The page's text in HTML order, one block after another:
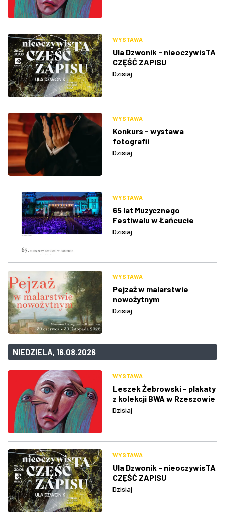
WYSTAWA
Ula Dzwonik - nieoczywisTA
CZĘŚĆ ZAPISU
Dzisiaj
WYSTAWA
Konkurs - wystawa
fotografii
Dzisiaj
WYSTAWA
65 lat Muzycznego
Festiwalu w Łańcucie
Dzisiaj
WYSTAWA
Pejzaż w malarstwie
nowożytnym
Dzisiaj
NIEDZIELA, 16.08.2026
WYSTAWA
Leszek Żebrowski - plakaty
z kolekcji BWA w Rzeszowie
Dzisiaj
WYSTAWA
Ula Dzwonik - nieoczywisTA
CZĘŚĆ ZAPISU
Dzisiaj